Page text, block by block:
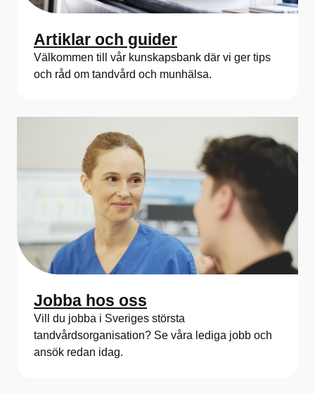
Artiklar och guider
Välkommen till vår kunskapsbank där vi ger tips
och råd om tandvård och munhälsa.
Jobba hos oss
Vill du jobba i Sveriges största
tandvårdsorganisation? Se våra lediga jobb och
ansök redan idag.